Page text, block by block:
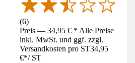
(6)
Preis — 34,95 € * Alle Preise
inkl. MwSt. und ggf. zzgl.
Versandkosten pro ST34,95
€*/ ST